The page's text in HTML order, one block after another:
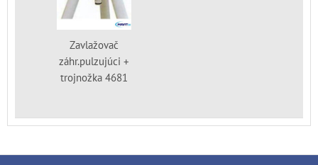
Zavlažovač
záhr.pulzujúci +
trojnožka 4681